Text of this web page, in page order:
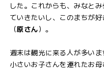
した。これからも、みなと
ていきたいし、このまちが
（原さん）。
週末は観光に来る人が多いま
小さいお子さんを連れたお